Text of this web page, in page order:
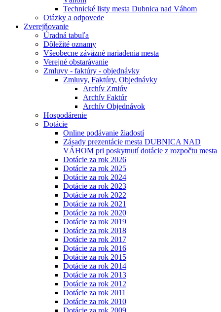
Technické listy mesta Dubnica nad Váhom
Otázky a odpovede
Zverejňovanie
Úradná tabuľa
Dôležité oznamy
Všeobecne záväzné nariadenia mesta
Verejné obstarávanie
Zmluvy - faktúry - objednávky
Zmluvy, Faktúry, Objednávky
Archív Zmlúv
Archív Faktúr
Archív Objednávok
Hospodárenie
Dotácie
Online podávanie žiadostí
Zásady prezentácie mesta DUBNICA NAD
VÁHOM pri poskytnutí dotácie z rozpočtu mesta
Dotácie za rok 2026
Dotácie za rok 2025
Dotácie za rok 2024
Dotácie za rok 2023
Dotácie za rok 2022
Dotácie za rok 2021
Dotácie za rok 2020
Dotácie za rok 2019
Dotácie za rok 2018
Dotácie za rok 2017
Dotácie za rok 2016
Dotácie za rok 2015
Dotácie za rok 2014
Dotácie za rok 2013
Dotácie za rok 2012
Dotácie za rok 2011
Dotácie za rok 2010